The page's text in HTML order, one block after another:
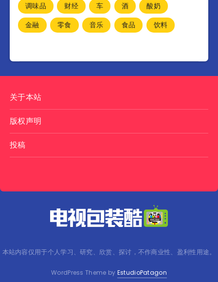
调味品
财经 车 酒
酸奶
金融
零食 音乐 食品 饮料
关于本站
版权声明
投稿
本站内容仅用于个人学习、研究、欣赏、探讨，不作商业性、盈利性用途。
WordPress Theme by EstudioPatagon